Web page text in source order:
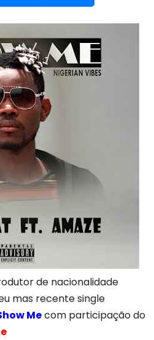
de nacionalidade
mas recente single
Mecom participação do